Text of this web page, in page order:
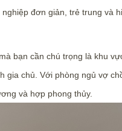
đơn giản, trẻ trung và
bạn cần chú trọng là khu
gia chủ. Với phòng ngủ vợ
và hợp phong thủy.